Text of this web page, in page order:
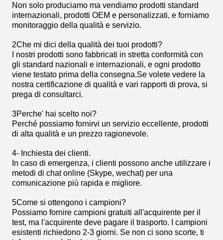
Non solo produciamo ma vendiamo prodotti standard
internazionali, prodotti OEM e personalizzati, e forniamo
monitoraggio della qualità e servizio.
2Che mi dici della qualità dei tuoi prodotti?
I nostri prodotti sono fabbricati in stretta conformità con
gli standard nazionali e internazionali, e ogni prodotto
viene testato prima della consegna.Se volete vedere la
nostra certificazione di qualità e vari rapporti di prova, si
prega di consultarci.
3Perche' hai scelto noi?
Perché possiamo fornirvi un servizio eccellente, prodotti
di alta qualità e un prezzo ragionevole.
4- Inchiesta dei clienti.
In caso di emergenza, i clienti possono anche utilizzare i
metodi di chat online (Skype, wechat) per una
comunicazione più rapida e migliore.
5Come si ottengono i campioni?
Possiamo fornire campioni gratuiti all'acquirente per il
test, ma l'acquirente deve pagare il trasporto. I campioni
esistenti richiedono 2-3 giorni. Se non ci sono scorte, ti